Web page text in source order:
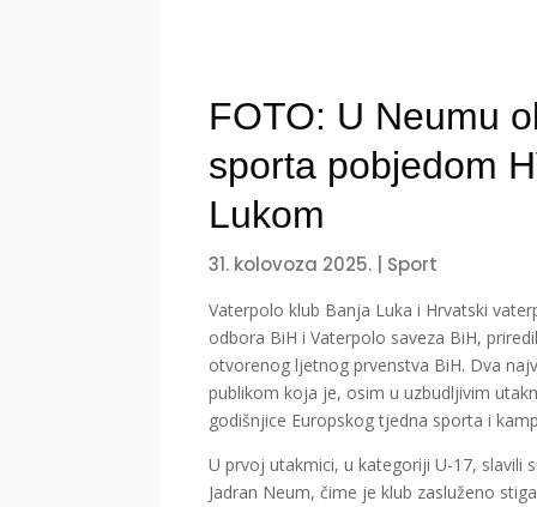
FOTO: U Neumu
sporta pobjedom
Lukom
31. kolovoza 2025. Sport
Vaterpolo klub Banja Luka i Hrvatski
odbora BiH i Vaterpolo saveza BiH,
otvorenog ljetnog prvenstva BiH. Dva
publikom koja je, osim u uzbudljivim
godišnjice Europskog tjedna sporta i
U prvoj utakmici, u kategoriji U-17, slavili
Jadran Neum, čime je klub zasluženo